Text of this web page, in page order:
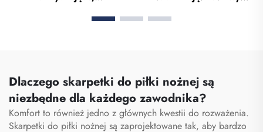
treningowe do piłki
mężczyzn do treningów,
piłkarskich
Dlaczego skarpetki do piłki nożnej są
niezbędne dla każdego zawodnika?
Komfort to również jedno z głównych kwestii do rozważenia.
Skarpetki do piłki nożnej są zaprojektowane tak, aby bardzo